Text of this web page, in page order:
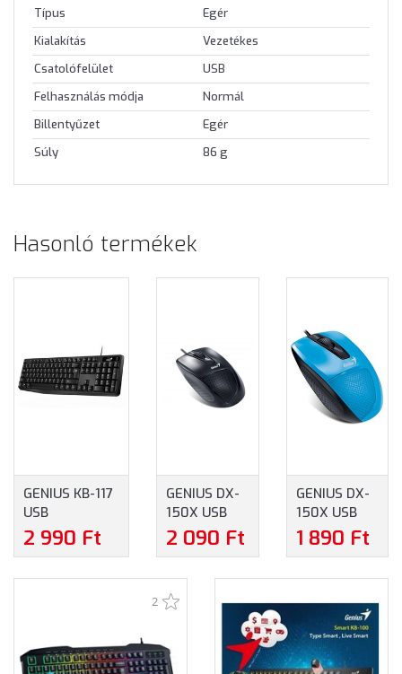
Típus
Egér
Kialakítás
Vezetékes
Csatolófelület
USB
Felhasználás módja
Normál
Billentyűzet
Egér
Súly
86 g
Hasonló termékek
GENIUS KB-117
USB
CSEPPÁLLÓ
BILLENTYŰZET,
SZÍNBEN
2 990 Ft
GENIUS DX-
150X USB
VEZETÉKES
EGÉR -
2 090 Ft
GENIUS DX-
150X USB
VEZETÉKES
EGÉR - KÉK-
1 890 Ft
2